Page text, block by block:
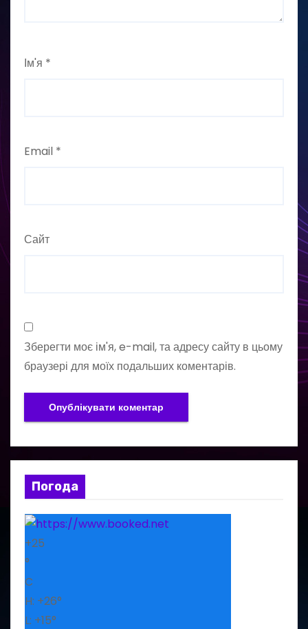
Ім'я *
Email *
Сайт
Зберегти моє ім'я, e-mail, та адресу сайту в цьому
браузері для моїх подальших коментарів.
Погода
+25
°
C
H: +26°
L: +15°